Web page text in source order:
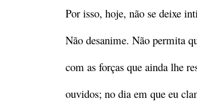
Por isso, hoje, não se deixe
Não desanime. Não permita
com as forças que ainda lhe
ouvidos; no dia em que eu